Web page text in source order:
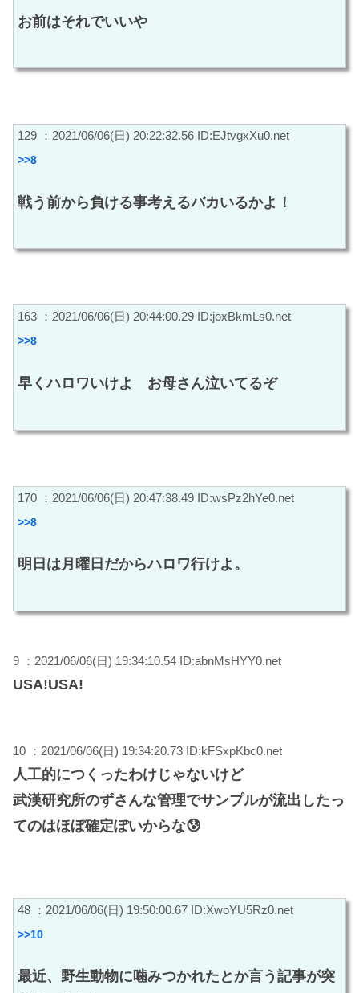
お前はそれでいいや
129 ：2021/06/06(日) 20:22:32.56 ID:EJtvgxXu0.net
>>8
戦う前から負ける事考えるバカいるかよ！
163 ：2021/06/06(日) 20:44:00.29 ID:joxBkmLs0.net
>>8
早くハロワいけよ お母さん泣いてるぞ
170 ：2021/06/06(日) 20:47:38.49 ID:wsPz2hYe0.net
>>8
明日は月曜日だからハロワ行けよ。
9 ：2021/06/06(日) 19:34:10.54 ID:abnMsHYY0.net
USA!USA!
10 ：2021/06/06(日) 19:34:20.73 ID:kFSxpKbc0.net
人工的につくったわけじゃないけど
武漢研究所のずさんな管理でサンプルが流出したっ
てのはほぼ確定ぽいからな😰
48 ：2021/06/06(日) 19:50:00.67 ID:XwoYU5Rz0.net
>>10
最近、野生動物に噛みつかれたとか言う記事が突